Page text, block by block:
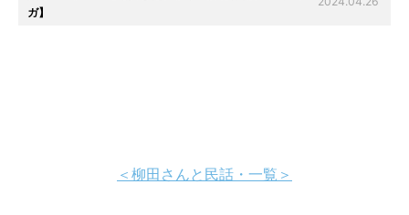
ガ】
＜柳田さんと民話・一覧＞